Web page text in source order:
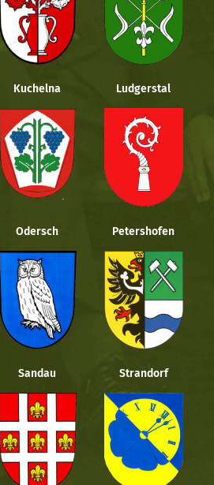
Kuchelna Ludgerstal
Odersch Petershofen
Sandau Strandorf